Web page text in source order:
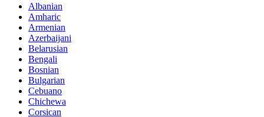
Albanian
Amharic
Armenian
Azerbaijani
Belarusian
Bengali
Bosnian
Bulgarian
Cebuano
Chichewa
Corsican